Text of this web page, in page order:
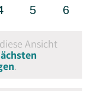
0
5
0
6
Ansicht
.